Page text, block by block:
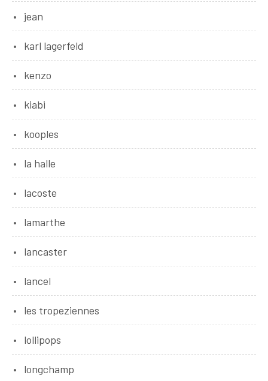
jean
karl lagerfeld
kenzo
kiabi
kooples
la halle
lacoste
lamarthe
lancaster
lancel
les tropeziennes
lollipops
longchamp